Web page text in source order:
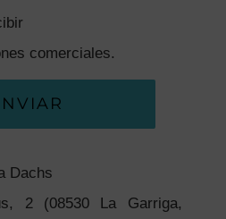
comerciales.
Dachs
2 (08530 La Garriga,